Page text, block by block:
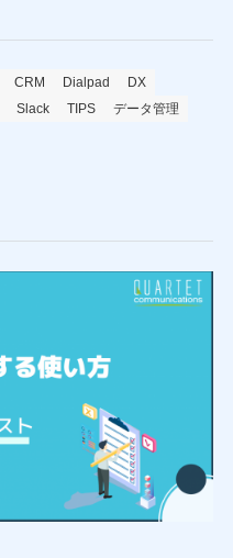
CRM Dialpad
DX
Slack TIPS
データ管理